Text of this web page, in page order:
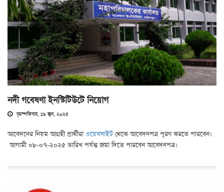
নদী গবেষণা ইনস্টিটিউটে নিয়োগ
বৃহস্পতিবার, ১৯ জুন, ২০২৫
আবেদনের নিয়ম আগ্রহী প্রার্থীরাওয়েবসাইট থেকে আবেদনপত্র পূরণ করতে পারবেন।
আগামী ০৮-০৭-২০২৫ তারিখ পর্যন্ত জমা দিতে পারবেন আবেদনপত্র।